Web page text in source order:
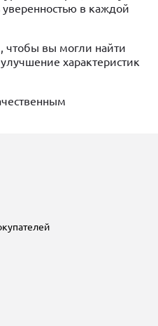
в каждой
чтобы вы могли найти
характеристик